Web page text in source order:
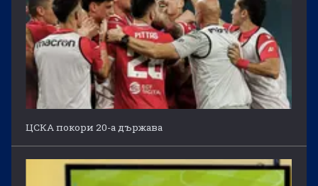
ЦСКА покори 20-а държава